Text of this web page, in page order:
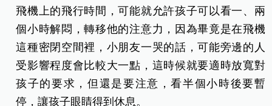
飛機上的飛行時間，可能就允許孩子可以看一、兩
個小時解悶，轉移他的注意力，因為畢竟是在飛機
這種密閉空間裡，小朋友一哭的話，可能旁邊的人
受影響程度會比較大一點，這時候就要適時放寬對
孩子的要求，但還是要注意，看半個小時後要暫
停，讓孩子眼睛得到休息。